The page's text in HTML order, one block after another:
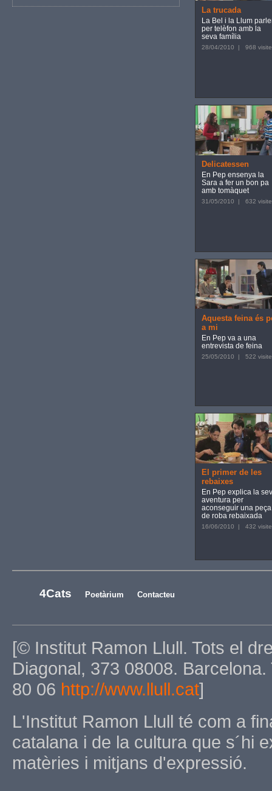
La trucada
La Bel i la Llum
per telèfon amb la
seva família
28/04/2010 | 968
Delicatessen
En Pep ensenya la
Sara a fer un bon pa
amb tomàquet
31/05/2010 | 632
Aquesta feina és
a mi
En Pep va a una
entrevista de feina
25/05/2010 | 522
El primer de les
rebaixes
En Pep explica la
aventura per
aconseguir una peça
de roba rebaixada
16/06/2010 | 432
4Cats Poetàrium Contacteu
[© Institut Ramon Llull. Tots el
Diagonal, 373 08008.
80 06 http://www.llull.cat]
L'Institut Ramon Llull té com a
catalana i de la cultura que s´hi
matèries i mitjans d'expressió.